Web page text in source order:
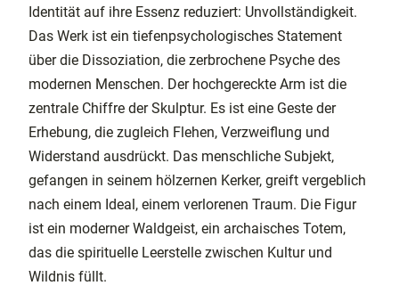
Identität auf ihre Essenz reduziert: Unvollständigkeit.
Das Werk ist ein tiefenpsychologisches Statement
über die Dissoziation, die zerbrochene Psyche des
modernen Menschen. Der hochgereckte Arm ist die
zentrale Chiffre der Skulptur. Es ist eine Geste der
Erhebung, die zugleich Flehen, Verzweiflung und
Widerstand ausdrückt. Das menschliche Subjekt,
gefangen in seinem hölzernen Kerker, greift vergeblich
nach einem Ideal, einem verlorenen Traum. Die Figur
ist ein moderner Waldgeist, ein archaisches Totem,
das die spirituelle Leerstelle zwischen Kultur und
Wildnis füllt.